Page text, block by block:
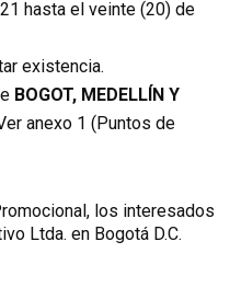
hasta el veinte (20) de
existencia.
BOGOT, MEDELLÍN Y
anexo 1 (Puntos de
los interesados
Ltda. en Bogotá D.C.